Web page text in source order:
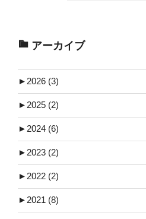
アーカイブ
►2026 (3)
►2025 (2)
►2024 (6)
►2023 (2)
►2022 (2)
►2021 (8)